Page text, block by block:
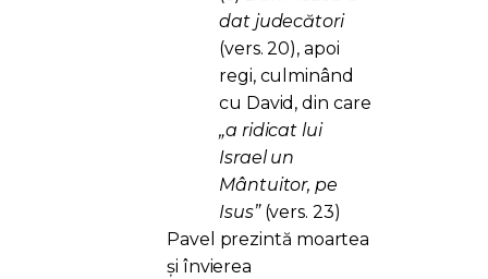
dat judecători
(vers. 20), apoi
regi, culminând
cu David, din care
„a ridicat lui
Israel un
Mântuitor, pe
Isus”(vers. 23)
Pavel prezintă moartea
și învierea